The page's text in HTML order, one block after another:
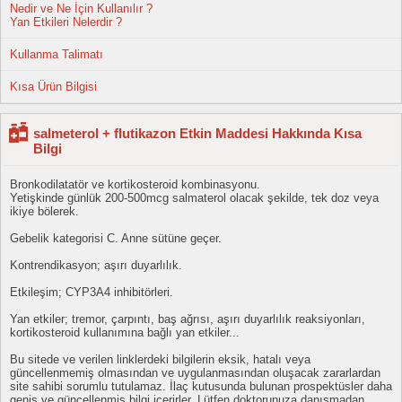
Nedir ve Ne İçin Kullanılır ?
Yan Etkileri Nelerdir ?
Kullanma Talimatı
Kısa Ürün Bilgisi
salmeterol + flutikazon Etkin Maddesi Hakkında Kısa
Bilgi
Bronkodilatatör ve kortikosteroid kombinasyonu.
Yetişkinde günlük 200-500mcg salmaterol olacak şekilde, tek doz veya
ikiye bölerek.
Gebelik kategorisi C. Anne sütüne geçer.
Kontrendikasyon; aşırı duyarlılık.
Etkileşim; CYP3A4 inhibitörleri.
Yan etkiler; tremor, çarpıntı, baş ağrısı, aşırı duyarlılık reaksiyonları,
kortikosteroid kullanımına bağlı yan etkiler...
Bu sitede ve verilen linklerdeki bilgilerin eksik, hatalı veya
güncellenmemiş olmasından ve uygulanmasından oluşacak zararlardan
site sahibi sorumlu tutulamaz. İlaç kutusunda bulunan prospektüsler daha